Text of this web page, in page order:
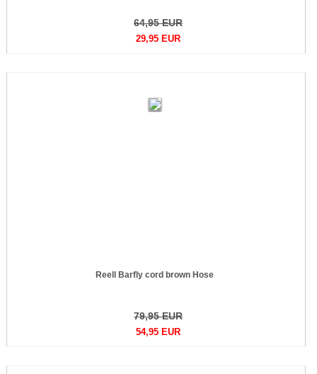
64,95 EUR
29,95 EUR
Reell Barfly cord brown Hose
79,95 EUR
54,95 EUR